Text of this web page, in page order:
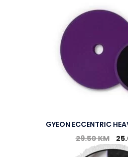
GYEON ECCENTRIC
29.50KM